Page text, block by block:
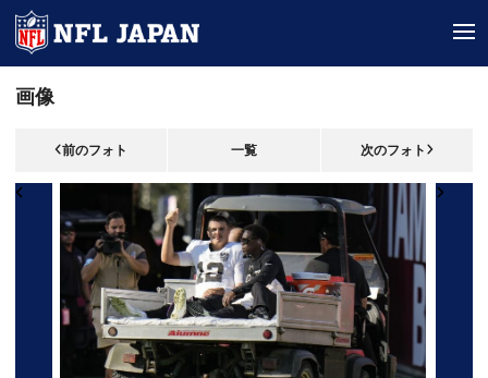
画像
前のフォト 一覧 次のフォト